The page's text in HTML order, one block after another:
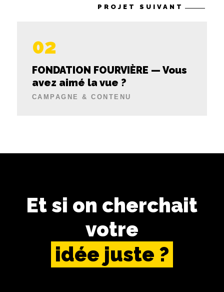
PROJET SUIVANT
02
FONDATION FOURVIÈRE — Vous
avez aimé la vue ?
CAMPAGNE & CONTENU
Et si on cherchait
votre
idée juste ?